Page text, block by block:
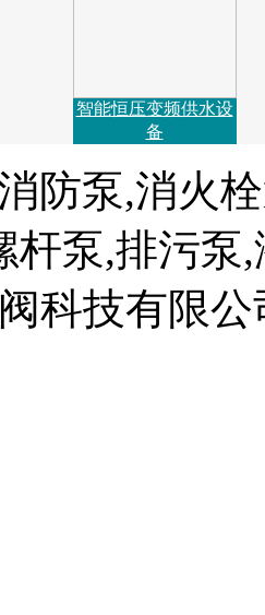
智能恒压变频供水设
备